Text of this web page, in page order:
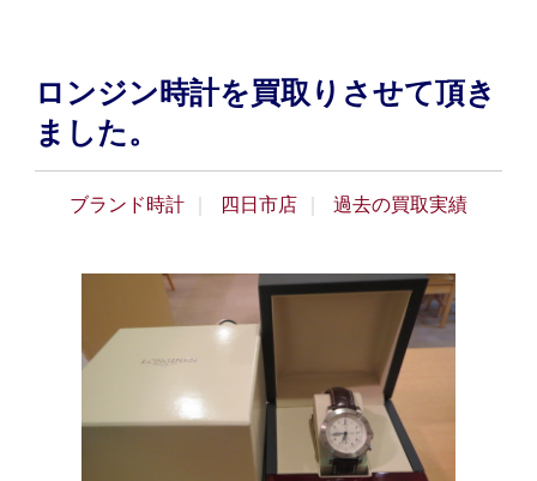
ロンジン時計を買取りさせて頂き
ました。
ブランド時計 四日市店 過去の買取実績